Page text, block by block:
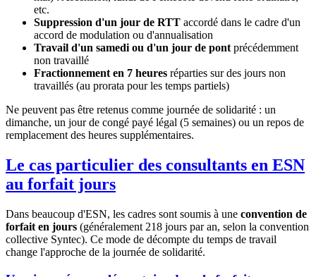
etc.
Suppression d'un jour de RTT accordé dans le cadre d'un
accord de modulation ou d'annualisation
Travail d'un samedi ou d'un jour de pontprécédemment
non travaillé
Fractionnement en 7 heures réparties sur des jours non
travaillés (au prorata pour les temps partiels)
Ne peuvent pas être retenus comme journée de solidarité : un
dimanche, un jour de congé payé légal (5 semaines) ou un repos de
remplacement des heures supplémentaires.
Le cas particulier des consultants en ESN
au forfait jours
Dans beaucoup d'ESN, les cadres sont soumis à une convention de
forfait en jours (généralement 218 jours par an, selon la convention
collective Syntec). Ce mode de décompte du temps de travail
change l'approche de la journée de solidarité.